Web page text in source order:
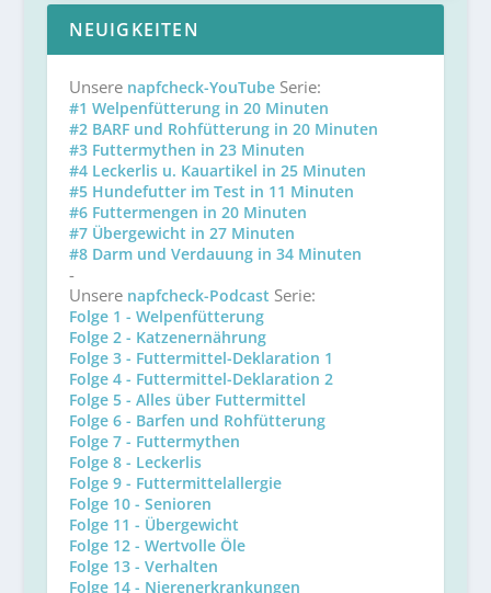
NEUIGKEITEN
Unsere napfcheck-YouTubeSerie:
#1 Welpenfütterung in 20 Minuten
#2 BARF und Rohfütterung in 20 Minuten
#3 Futtermythen in 23 Minuten
#4 Leckerlis u. Kauartikel in 25 Minuten
#5 Hundefutter im Test in 11 Minuten
#6 Futtermengen in 20 Minuten
#7 Übergewicht in 27 Minuten
#8 Darm und Verdauung in 34 Minuten
-
Unsere napfcheck-Podcast Serie:
Folge 1 - Welpenfütterung
Folge 2 - Katzenernährung
Folge 3 - Futtermittel-Deklaration 1
Folge 4 - Futtermittel-Deklaration 2
Folge 5 - Alles über Futtermittel
Folge 6 - Barfen und Rohfütterung
Folge 7 - Futtermythen
Folge 8 - Leckerlis
Folge 9 - Futtermittelallergie
Folge 10 - Senioren
Folge 11 - Übergewicht
Folge 12 - Wertvolle Öle
Folge 13 - Verhalten
Folge 14 - Nierenerkrankungen